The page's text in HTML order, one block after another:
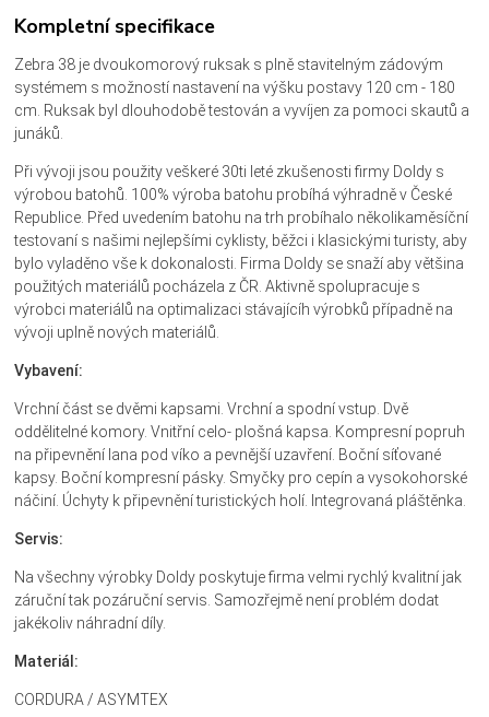
Kompletní specifikace
Zebra 38 je dvoukomorový ruksak s plně stavitelným zádovým
systémem s možností nastavení na výšku postavy 120 cm - 180
cm. Ruksak byl dlouhodobě testován a vyvíjen za pomoci skautů a
junáků.
Při vývoji jsou použity veškeré 30ti leté zkušenosti firmy Doldy s
výrobou batohů. 100% výroba batohu probíhá výhradně v České
Republice. Před uvedením batohu na trh probíhalo několikaměsíční
testovaní s našimi nejlepšími cyklisty, běžci i klasickými turisty, aby
bylo vyladěno vše k dokonalosti. Firma Doldy se snaží aby většina
použitých materiálů pocházela z ČR. Aktivně spolupracuje s
výrobci materiálů na optimalizaci stávajícíh výrobků případně na
vývoji uplně nových materiálů.
Vybavení:
Vrchní část se dvěmi kapsami. Vrchní a spodní vstup. Dvě
oddělitelné komory. Vnitřní celo- plošná kapsa. Kompresní popruh
na připevnění lana pod víko a pevnější uzavření. Boční síťované
kapsy. Boční kompresní pásky. Smyčky pro cepín a vysokohorské
náčiní. Úchyty k připevnění turistických holí. Integrovaná pláštěnka.
Servis:
Na všechny výrobky Doldy poskytuje firma velmi rychlý kvalitní jak
záruční tak pozáruční servis. Samozřejmě není problém dodat
jakékoliv náhradní díly.
Materiál:
CORDURA / ASYMTEX